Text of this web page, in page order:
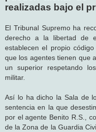
realizadas bajo el
El Tribunal Supremo ha
derecho a la libertad de
establecen el propio
que los agentes tienen que
un superior respetando
militar.
Así lo ha dicho la Sala de
sentencia en la que
por el agente Benito R.S.,
de la Zona de la Guardia